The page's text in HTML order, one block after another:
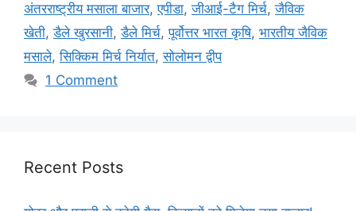
अंतरराष्ट्रीय मसाला बाजार,एपीडा,जीआई-टैग मिर्च,जैविक
खेती,डैले खुरसानी,डैले मिर्च,पूर्वोत्तर भारत कृषि, भारतीय जैविक
मसाले,सिक्किम मिर्च निर्यात,सोलोमन द्वीप
1 Comment
Recent Posts